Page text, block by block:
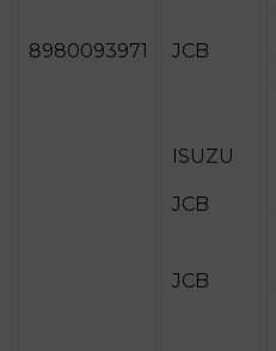
8980093971 JCB
ISUZU
JCB
JCB